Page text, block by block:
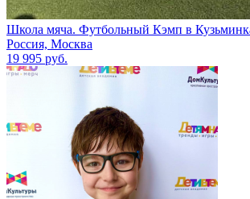
Школа мяча. Футбольный Кэмп в
Россия, Москва
19 995 руб.